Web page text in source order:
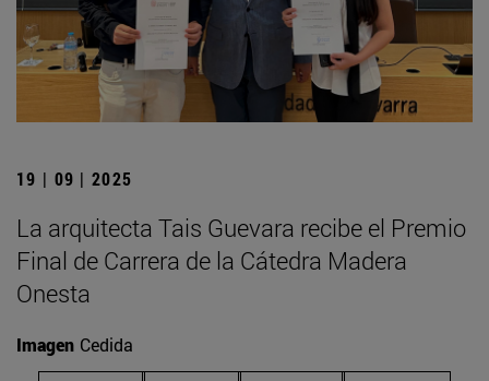
19 | 09 | 2025
La arquitecta Tais Guevara recibe el Premio
Final de Carrera de la Cátedra Madera
Onesta
Imagen Cedida